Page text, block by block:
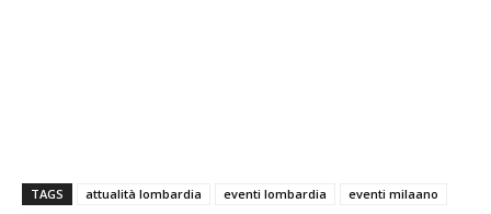
TAGS attualità lombardia eventi lombardia
eventi milaano